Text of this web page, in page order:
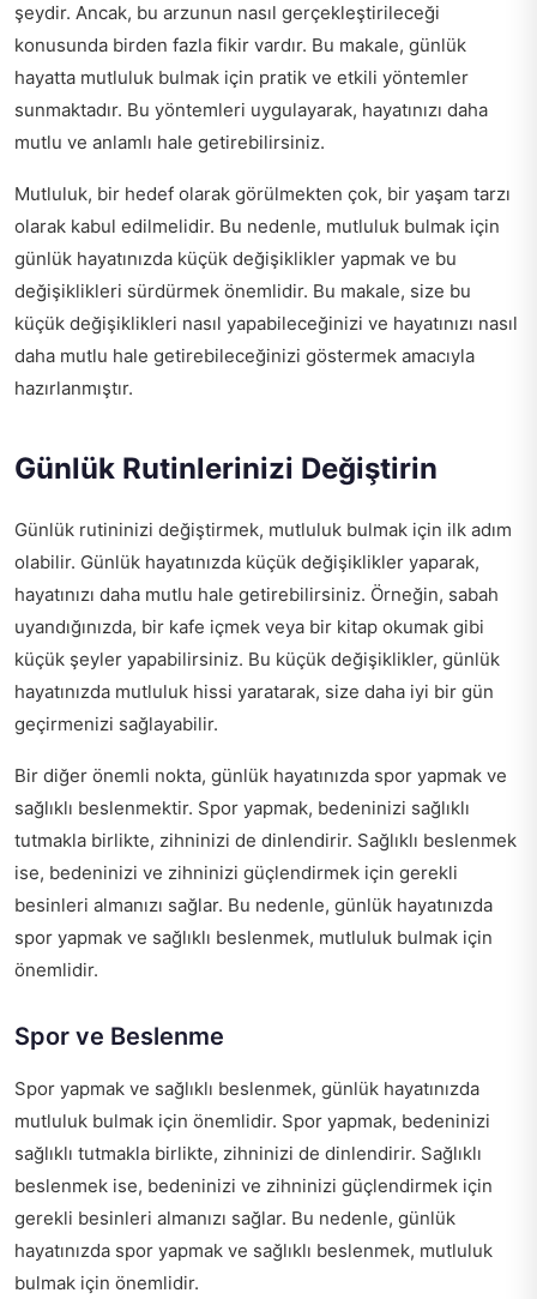
şeydir. Ancak, bu arzunun nasıl gerçekleştirileceği
konusunda birden fazla fikir vardır. Bu makale, günlük
hayatta mutluluk bulmak için pratik ve etkili yöntemler
sunmaktadır. Bu yöntemleri uygulayarak, hayatınızı daha
mutlu ve anlamlı hale getirebilirsiniz.
Mutluluk, bir hedef olarak görülmekten çok, bir yaşam tarzı
olarak kabul edilmelidir. Bu nedenle, mutluluk bulmak için
günlük hayatınızda küçük değişiklikler yapmak ve bu
değişiklikleri sürdürmek önemlidir. Bu makale, size bu
küçük değişiklikleri nasıl yapabileceğinizi ve hayatınızı nasıl
daha mutlu hale getirebileceğinizi göstermek amacıyla
hazırlanmıştır.
Günlük Rutinlerinizi Değiştirin
Günlük rutininizi değiştirmek, mutluluk bulmak için ilk adım
olabilir. Günlük hayatınızda küçük değişiklikler yaparak,
hayatınızı daha mutlu hale getirebilirsiniz. Örneğin, sabah
uyandığınızda, bir kafe içmek veya bir kitap okumak gibi
küçük şeyler yapabilirsiniz. Bu küçük değişiklikler, günlük
hayatınızda mutluluk hissi yaratarak, size daha iyi bir gün
geçirmenizi sağlayabilir.
Bir diğer önemli nokta, günlük hayatınızda spor yapmak ve
sağlıklı beslenmektir. Spor yapmak, bedeninizi sağlıklı
tutmakla birlikte, zihninizi de dinlendirir. Sağlıklı beslenmek
ise, bedeninizi ve zihninizi güçlendirmek için gerekli
besinleri almanızı sağlar. Bu nedenle, günlük hayatınızda
spor yapmak ve sağlıklı beslenmek, mutluluk bulmak için
önemlidir.
Spor ve Beslenme
Spor yapmak ve sağlıklı beslenmek, günlük hayatınızda
mutluluk bulmak için önemlidir. Spor yapmak, bedeninizi
sağlıklı tutmakla birlikte, zihninizi de dinlendirir. Sağlıklı
beslenmek ise, bedeninizi ve zihninizi güçlendirmek için
gerekli besinleri almanızı sağlar. Bu nedenle, günlük
hayatınızda spor yapmak ve sağlıklı beslenmek, mutluluk
bulmak için önemlidir.